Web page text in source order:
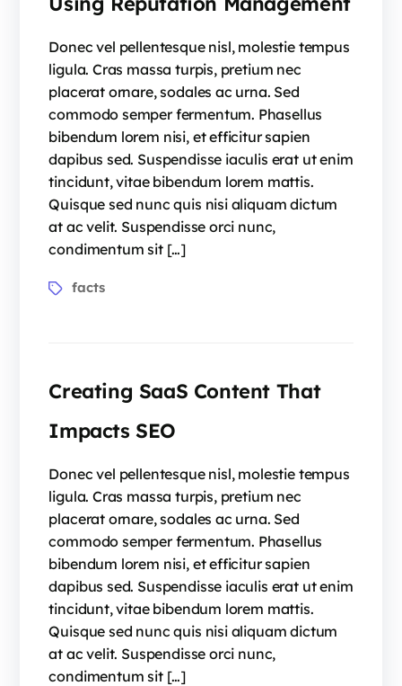
Donec vel pellentesque nisl, molestie tempus
ligula. Cras massa turpis, pretium nec
placerat ornare, sodales ac urna. Sed
commodo semper fermentum. Phasellus
bibendum lorem nisi, et efficitur sapien
dapibus sed. Suspendisse iaculis erat ut enim
tincidunt, vitae bibendum lorem mattis.
Quisque sed nunc quis nisi aliquam dictum
at ac velit. Suspendisse orci nunc,
condimentum sit […]
facts
Creating SaaS Content That
Impacts SEO
Donec vel pellentesque nisl, molestie tempus
ligula. Cras massa turpis, pretium nec
placerat ornare, sodales ac urna. Sed
commodo semper fermentum. Phasellus
bibendum lorem nisi, et efficitur sapien
dapibus sed. Suspendisse iaculis erat ut enim
tincidunt, vitae bibendum lorem mattis.
Quisque sed nunc quis nisi aliquam dictum
at ac velit. Suspendisse orci nunc,
condimentum sit […]